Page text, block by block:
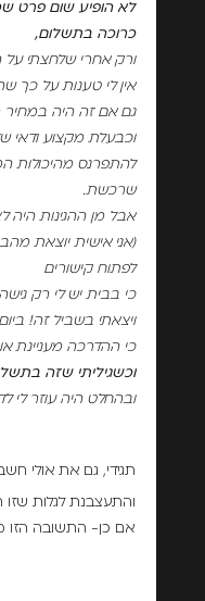
לא הופיע שום פרט
כרוכה בתשלום,
ורק אחרי שלחצתי על
אין לי טענות על כך
גם אם זה היה
וכבעלת מקצוע ודאי
להתפרנס מהיכולות
שרכשת.
אבל מן ההגינות היה
(אני אישית יוצאת
לפתוח קישורים
כי בבית יש לי רק גישה
ויצאתי בשביל זה!
כי ההדרכה מעניינת
וכשגיליתי שזה
ובהחלט היה עוזר
תגידי, גם את אולי
והתעצבנת לגלות
אם כן- התשובה הזו